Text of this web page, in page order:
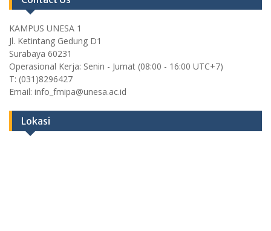
KAMPUS UNESA 1
Jl. Ketintang Gedung D1
Surabaya 60231
Operasional Kerja: Senin - Jumat (08:00 - 16:00 UTC+7)
T: (031)8296427
Email: info_fmipa@unesa.ac.id
Lokasi